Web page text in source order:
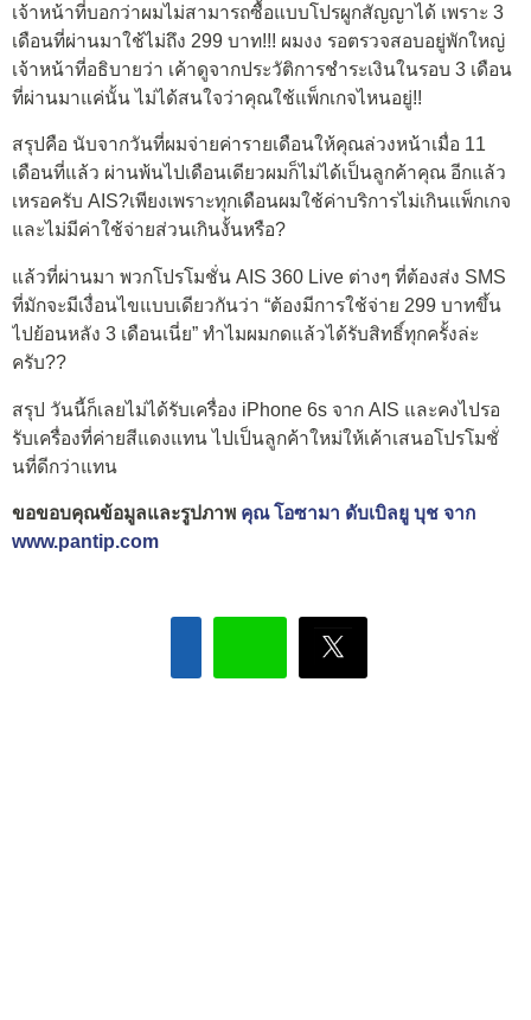
เจ้าหน้าที่บอกว่าผมไม่สามารถซื้อแบบโปรผูกสัญญาได้ เพราะ 3
เดือนที่ผ่านมาใช้ไม่ถึง 299 บาท!!! ผมงง รอตรวจสอบอยู่พักใหญ่
เจ้าหน้าที่อธิบายว่า เค้าดูจากประวัติการชำระเงินในรอบ 3 เดือน
ที่ผ่านมาแค่นั้น ไม่ได้สนใจว่าคุณใช้แพ็กเกจไหนอยู่!!
สรุปคือ นับจากวันที่ผมจ่ายค่ารายเดือนให้คุณล่วงหน้าเมื่อ 11
เดือนที่แล้ว ผ่านพ้นไปเดือนเดียวผมก็ไม่ได้เป็นลูกค้าคุณ อีกแล้ว
เหรอครับ AIS?เพียงเพราะทุกเดือนผมใช้ค่าบริการไม่เกินแพ็กเกจ
และไม่มีค่าใช้จ่ายส่วนเกินงั้นหรือ?
แล้วที่ผ่านมา พวกโปรโมชั่น AIS 360 Live ต่างๆ ที่ต้องส่ง SMS
ที่มักจะมีเงื่อนไขแบบเดียวกันว่า “ต้องมีการใช้จ่าย 299 บาทขึ้น
ไปย้อนหลัง 3 เดือนเนี่ย” ทำไมผมกดแล้วได้รับสิทธิ์ทุกครั้งล่ะ
ครับ??
สรุป วันนี้ก็เลยไม่ได้รับเครื่อง iPhone 6s จาก AIS และคงไปรอ
รับเครื่องที่ค่ายสีแดงแทน ไปเป็นลูกค้าใหม่ให้เค้าเสนอโปรโมชั่
นที่ดีกว่าแทน
ขอขอบคุณข้อมูลและรูปภาพ คุณ โอซามา ดับเบิลยู บุช จาก
www.pantip.com